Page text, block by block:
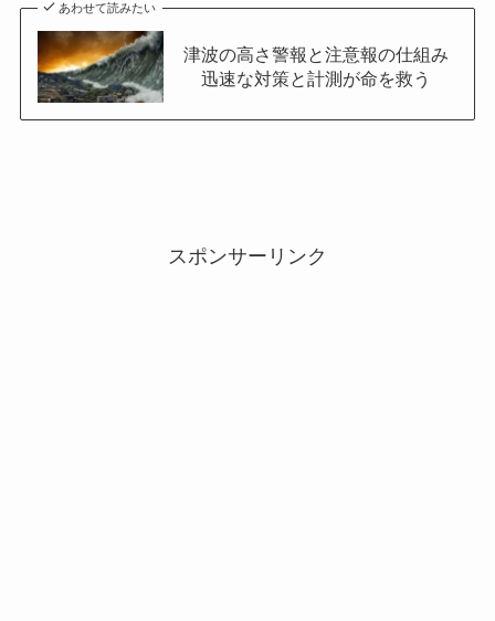
あわせて読みたい
津波の高さ警報と注意報の仕組み
迅速な対策と計測が命を救う
スポンサーリンク